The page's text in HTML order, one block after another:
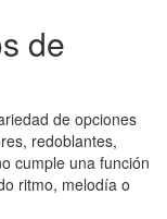
de
de opciones
redoblantes,
cumple una función
ritmo, melodía o